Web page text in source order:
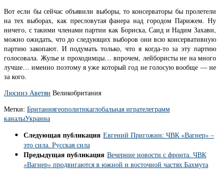
Вот если бы сейчас объявили выборы, то консерваторы бы пролетели
на тех выборах, как пресловутая фанера над городом Парижем. Ну
ничего, с такими членами партии как Бориска, Саид и Надим Захави,
можно ожидать, что до следующих выборов они всю консервативную
партию закопают. И подумать только, что я когда-то за эту партию
голосовала. Жулье и проходимцы… впрочем, лейбористы не на много
лучше… именно поэтому я уже который год не голосую вообще — не
за кого.
Люсинэ Аветян Великобритания
Метки: Британиягеополитикаглобальная игрателеграмм
каналыУкраина
Следующая публикация Евгений Пригожин: ЧВК «Вагнер» –
это сила. Русская сила
Предыдущая публикация Вечерние новости с фронта. ЧВК
«Вагнер» продвигаются в южной и восточной частях Бахмута